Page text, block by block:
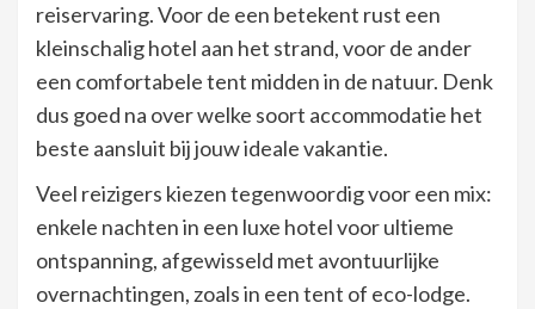
reiservaring. Voor de een betekent rust een
kleinschalig hotel aan het strand, voor de ander
een comfortabele tent midden in de natuur. Denk
dus goed na over welke soort accommodatie het
beste aansluit bij jouw ideale vakantie.
Veel reizigers kiezen tegenwoordig voor een mix:
enkele nachten in een luxe hotel voor ultieme
ontspanning, afgewisseld met avontuurlijke
overnachtingen, zoals in een tent of eco-lodge.